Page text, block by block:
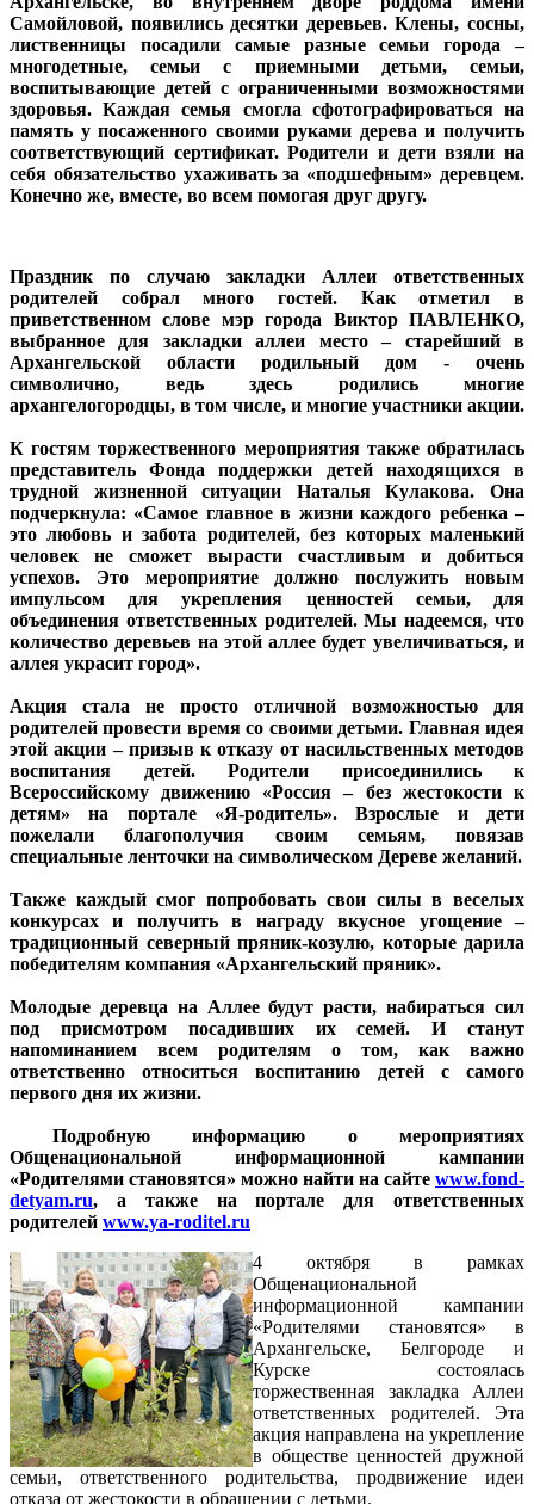
Самойловой, появились десятки деревьев. Клены, сосны,
лиственницы посадили самые разные семьи города –
многодетные, семьи с приемными детьми, семьи,
воспитывающие детей с ограниченными возможностями
здоровья. Каждая семья смогла сфотографироваться на
память у посаженного своими руками дерева и получить
соответствующий сертификат. Родители и дети взяли на
себя обязательство ухаживать за «подшефным» деревцем.
Конечно же, вместе, во всем помогая друг другу.
Праздник по случаю закладки Аллеи ответственных
родителей собрал много гостей. Как отметил в
приветственном слове мэр города Виктор ПАВЛЕНКО,
выбранное для закладки аллеи место – старейший в
Архангельской области родильный дом - очень
символично, ведь здесь родились многие
архангелогородцы, в том числе, и многие участники акции.
К гостям торжественного мероприятия также обратилась
представитель Фонда поддержки детей находящихся в
трудной жизненной ситуации Наталья Кулакова. Она
подчеркнула: «Самое главное в жизни каждого ребенка –
это любовь и забота родителей, без которых маленький
человек не сможет вырасти счастливым и добиться
успехов. Это мероприятие должно послужить новым
импульсом для укрепления ценностей семьи, для
объединения ответственных родителей. Мы надеемся, что
количество деревьев на этой аллее будет увеличиваться, и
аллея украсит город».
Акция стала не просто отличной возможностью для
родителей провести время со своими детьми. Главная идея
этой акции – призыв к отказу от насильственных методов
воспитания детей. Родители присоединились к
Всероссийскому движению «Россия – без жестокости к
детям» на портале «Я-родитель». Взрослые и дети
пожелали благополучия своим семьям, повязав
специальные ленточки на символическом Дереве желаний.
Также каждый смог попробовать свои силы в веселых
конкурсах и получить в награду вкусное угощение –
традиционный северный пряник-козулю, которые дарила
победителям компания «Архангельский пряник».
Молодые деревца на Аллее будут расти, набираться сил
под присмотром посадивших их семей. И станут
напоминанием всем родителям о том, как важно
ответственно относиться воспитанию детей с самого
первого дня их жизни.
Подробную информацию о мероприятиях
Общенациональной информационной кампании
«Родителями становятся» можно найти на сайте www.fond-
detyam.ru, а также на портале для ответственных
родителей www.ya-roditel.ru
4 октября в рамках
Общенациональной
информационной кампании
«Родителями становятся» в
Архангельске, Белгороде и
Курске состоялась
торжественная закладка Аллеи
ответственных родителей. Эта
акция направлена на укрепление
в обществе ценностей дружной
семьи, ответственного родительства, продвижение идеи
отказа от жестокости в обращении с детьми.